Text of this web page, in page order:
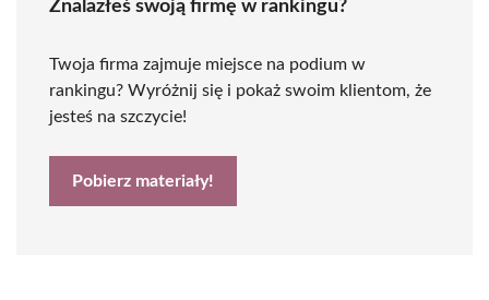
Znalazłeś swoją firmę w rankingu?
Twoja firma zajmuje miejsce na podium w
rankingu? Wyróżnij się i pokaż swoim klientom, że
jesteś na szczycie!
Pobierz materiały!